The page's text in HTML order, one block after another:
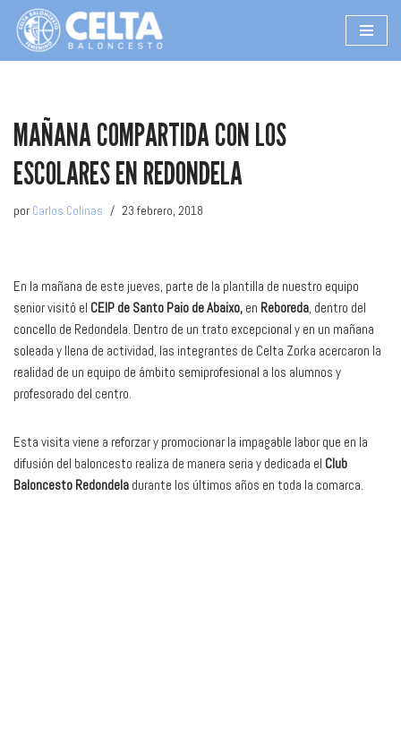
Saltar
MAÑANA COMPARTIDA CON LOS
ESCOLARES EN REDONDELA
por Carlos Colinas 23 febrero, 2018
En la mañana de este jueves, parte de la plantilla de nuestro equipo
senior visitó el CEIP de Santo Paio de Abaixo, en Reboreda, dentro del
concello de Redondela. Dentro de un trato excepcional y en un mañana
soleada y llena de actividad, las integrantes de Celta Zorka acercaron la
realidad de un equipo de ámbito semiprofesional a los alumnos y
profesorado del centro.
Esta visita viene a reforzar y promocionar la impagable labor que en la
difusión del baloncesto realiza de manera seria y dedicada el Club
Baloncesto Redondela durante los últimos años en toda la comarca.